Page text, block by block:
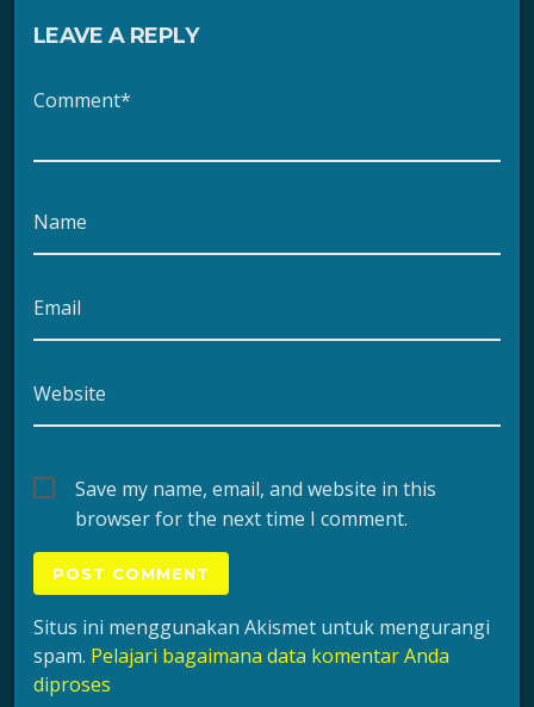
LEAVE A REPLY
Comment*
Name
Email
Website
Save my name, email, and website in this
browser for the next time I comment.
Situs ini menggunakan Akismet untuk mengurangi
spam. Pelajari bagaimana data komentar Anda
diproses